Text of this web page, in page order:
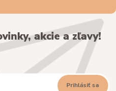
akcie a zľavy!
Prihlásiť sa